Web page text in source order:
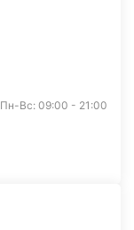
Пн-Вс: 09:00 - 21:00